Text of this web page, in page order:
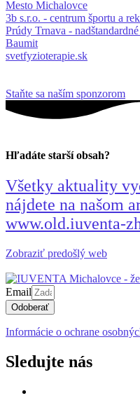
Mesto Michalovce
3b s.r.o. - centrum športu a
Prúdy Trnava -
Baumit
svetfyzioterapie.sk
Staňte sa naším sponzorom
Hľadáte starší obsah?
Všetky aktuality
nájdete na našom
www.old.iuventa-
Zobraziť predošlý web
Email
Odoberať
Informácie o ochrane
Sledujte nás